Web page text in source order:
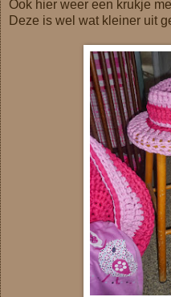
Ook hier weer een krukje
Deze is wel wat kleiner uit